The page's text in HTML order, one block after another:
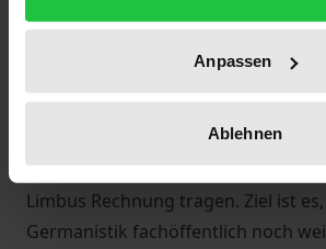
Anpassen
Ablehnen
Australien, aus dessen
germanistischen Forschung nicht in
ergibt wie etwa im europäischen
Erfordernis soll das Australische
germanistische Literatur- und
Limbus Rechnung tragen. Ziel ist
Germanistik fachöffentlich noch